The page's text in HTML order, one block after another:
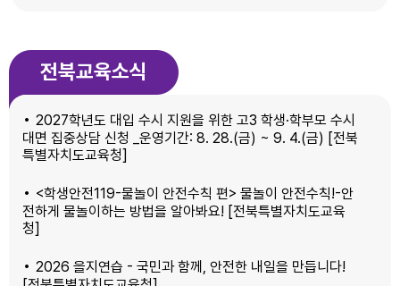
전북교육소식
2027학년도 대입 수시 지원을 위한 고3 학생·학부모 수시
대면 집중상담 신청 _운영기간: 8. 28.(금) ~ 9. 4.(금) [전북
특별자치도교육청]
<학생안전119-물놀이 안전수칙 편> 물놀이 안전수칙!-안
전하게 물놀이하는 방법을 알아봐요! [전북특별자치도교육
청]
2026 을지연습 - 국민과 함께‚ 안전한 내일을 만듭니다!